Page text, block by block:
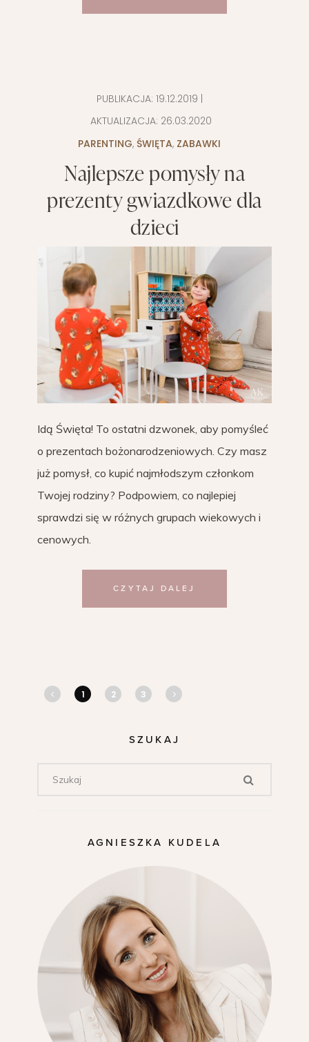
PUBLIKACJA: 19.12.2019 |
AKTUALIZACJA: 26.03.2020
PARENTING, ŚWIĘTA, ZABAWKI
Najlepsze pomysły na
prezenty gwiazdkowe dla
dzieci
Idą Święta! To ostatni dzwonek, aby pomyśleć
o prezentach bożonarodzeniowych. Czy masz
już pomysł, co kupić najmłodszym członkom
Twojej rodziny? Podpowiem, co najlepiej
sprawdzi się w różnych grupach wiekowych i
cenowych.
CZYTAJ DALEJ
1 2 3
SZUKAJ
AGNIESZKA KUDELA